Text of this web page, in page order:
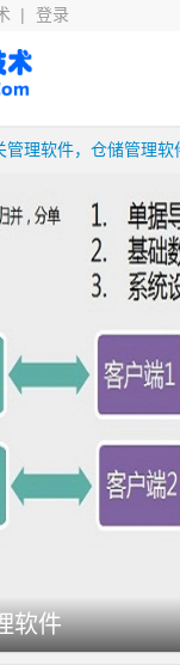
| 登录
管理软件，仓储管理软
软件